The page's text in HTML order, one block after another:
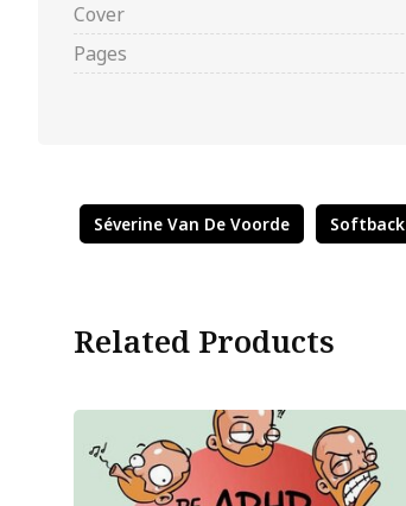
Cover
Pages
Séverine Van De Voorde Softback
Related Products